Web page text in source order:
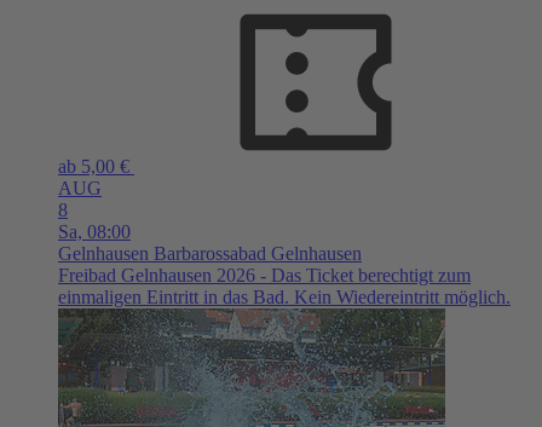
ab 5,00 €
AUG
8
Sa, 08:00
Gelnhausen Barbarossabad Gelnhausen
Freibad Gelnhausen 2026 - Das Ticket berechtigt zum
einmaligen Eintritt in das Bad. Kein Wiedereintritt möglich.